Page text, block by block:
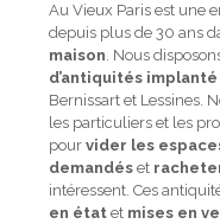
Au Vieux Paris est une
depuis plus de 30 ans
maison. Nous
d’antiquités
Bernissart et Lessines.
les particuliers et les
pour vider les
demandés et
intéressent. Ces
en état et mises en